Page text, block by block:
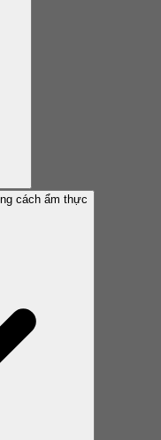
cách ẩm thực